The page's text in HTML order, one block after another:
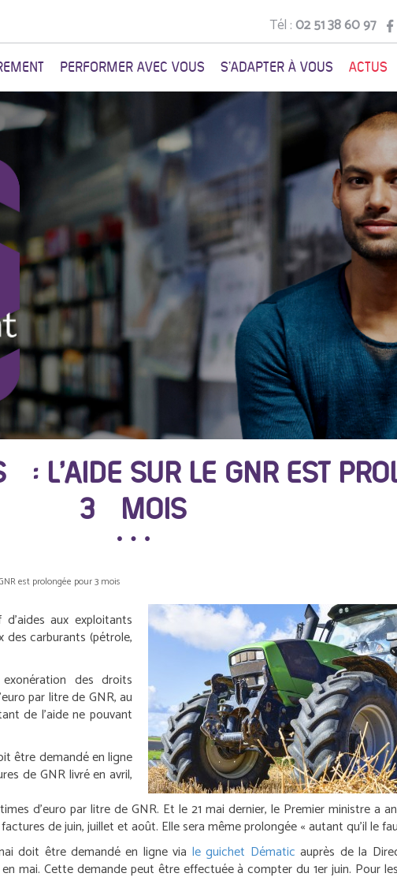
Tél :02 51 38 60 97
PERFORMER AVEC VOUS S'ADAPTER À VOUS ACTUS
: L’AIDE SUR LE GNR EST
3 MOIS
est prolongée pour 3 mois
aux exploitants
carburants (pétrole,
des droits
par litre de GNR, au
de l’aide ne pouvant
être demandé en ligne
de GNR livré en avril,
d’euro par litre de GNR. Et le 21 mai dernier, le Premier ministre a
de juin, juillet et août. Elle sera même prolongée « autant qu’il le
doit être demandé en ligne via le guichet Dématic auprès de la
mai. Cette demande peut être effectuée à compter du 1erjuin. Pour